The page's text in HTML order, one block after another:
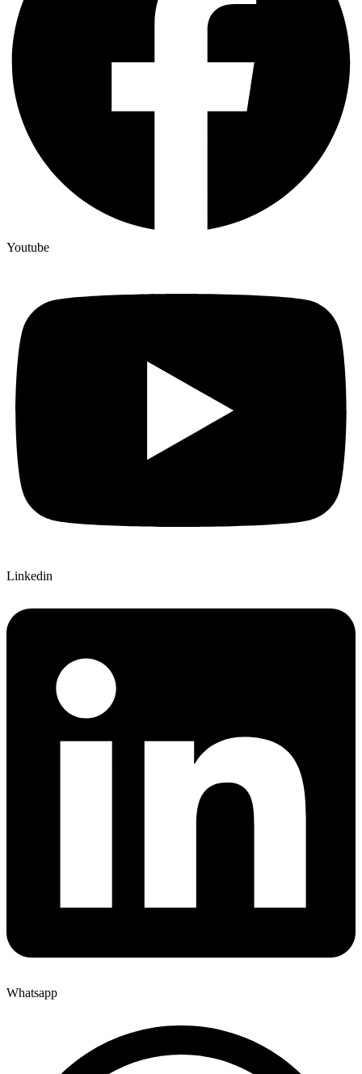
Youtube
Linkedin
Whatsapp